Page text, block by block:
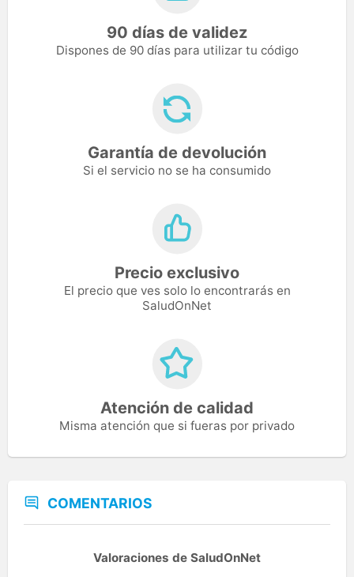
90 días de validez
Dispones de 90 días para utilizar tu código
Garantía de devolución
Si el servicio no se ha consumido
Precio exclusivo
El precio que ves solo lo encontrarás en
SaludOnNet
Atención de calidad
Misma atención que si fueras por privado
COMENTARIOS
Valoraciones de SaludOnNet